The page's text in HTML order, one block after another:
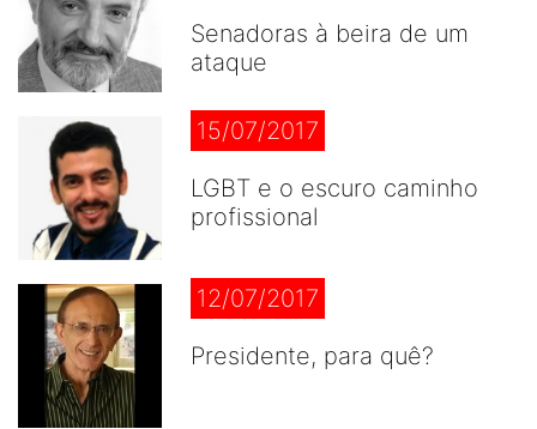
Senadoras à beira de um
ataque
15/07/2017
LGBT e o escuro caminho
profissional
12/07/2017
Presidente, para quê?